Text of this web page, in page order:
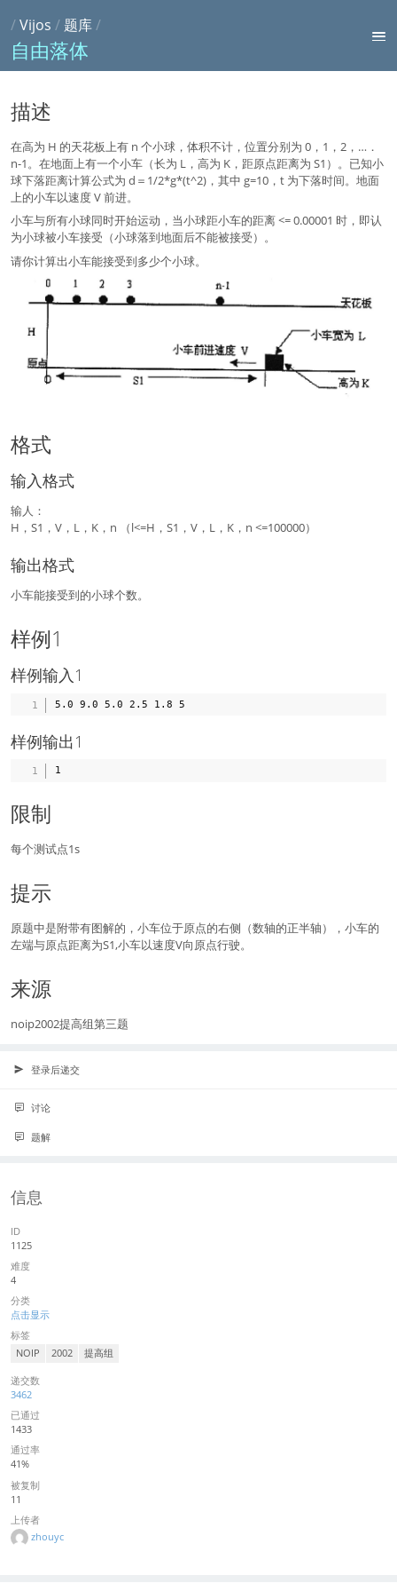
/Vijos / 题库/
自由落体
描述
在高为 H 的天花板上有 n 个小球，体积不计，位置分别为 0，1，2，…．
n-1。在地面上有一个小车（长为 L，高为 K，距原点距离为 S1）。已知小
球下落距离计算公式为 d＝1/2*g*(t^2)，其中 g=10，t 为下落时间。地面
上的小车以速度 V 前进。
小车与所有小球同时开始运动，当小球距小车的距离 <= 0.00001 时，即认
为小球被小车接受（小球落到地面后不能被接受）。
请你计算出小车能接受到多少个小球。
格式
输入格式
输人：
H，S1，V，L，K，n （l<=H，S1，V，L，K，n <=100000）
输出格式
小车能接受到的小球个数。
样例1
样例输入1
样例输出1
限制
每个测试点1s
提示
原题中是附带有图解的，小车位于原点的右侧（数轴的正半轴），小车的
左端与原点距离为S1,小车以速度V向原点行驶。
来源
noip2002提高组第三题
登录后递交
讨论
题解
信息
ID
1125
难度
4
分类
点击显示
标签
NOIP 2002 提高组
递交数
3462
已通过
1433
通过率
41%
被复制
11
上传者
zhouyc